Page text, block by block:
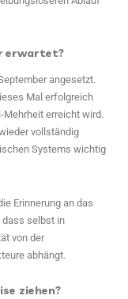
erwartet?
angesetzt.
Mal erfolgreich
erreicht wird.
vollständig
Systems wichtig
Erinnerung an das
dass selbst in
von der
abhängt.
ziehen?